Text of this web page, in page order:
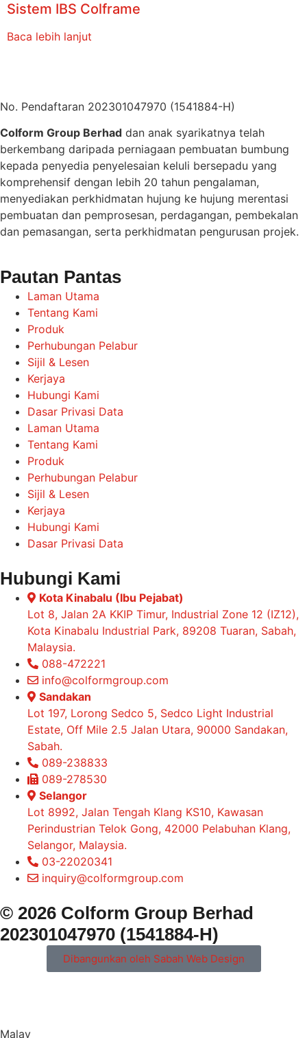
Sistem IBS Colframe
Baca lebih lanjut
No. Pendaftaran 202301047970 (1541884-H)
Colform Group Berhad dan anak syarikatnya telah
berkembang daripada perniagaan pembuatan bumbung
kepada penyedia penyelesaian keluli bersepadu yang
komprehensif dengan lebih 20 tahun pengalaman,
menyediakan perkhidmatan hujung ke hujung merentasi
pembuatan dan pemprosesan, perdagangan, pembekalan
dan pemasangan, serta perkhidmatan pengurusan projek.
Pautan Pantas
Laman Utama
Tentang Kami
Produk
Perhubungan Pelabur
Sijil & Lesen
Kerjaya
Hubungi Kami
Dasar Privasi Data
Laman Utama
Tentang Kami
Produk
Perhubungan Pelabur
Sijil & Lesen
Kerjaya
Hubungi Kami
Dasar Privasi Data
Hubungi Kami
Kota Kinabalu (Ibu Pejabat)
Lot 8, Jalan 2A KKIP Timur, Industrial Zone 12 (IZ12),
Kota Kinabalu Industrial Park, 89208 Tuaran, Sabah,
Malaysia.
088-472221
info@colformgroup.com
Sandakan
Lot 197, Lorong Sedco 5, Sedco Light Industrial
Estate, Off Mile 2.5 Jalan Utara, 90000 Sandakan,
Sabah.
089-238833
089-278530
Selangor
Lot 8992, Jalan Tengah Klang KS10, Kawasan
Perindustrian Telok Gong, 42000 Pelabuhan Klang,
Selangor, Malaysia.
03-22020341
inquiry@colformgroup.com
© 2026 Colform Group Berhad
202301047970 (1541884-H)
Dibangunkan oleh Sabah Web Design
Malay